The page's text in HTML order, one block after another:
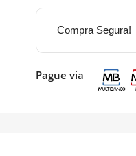
Compra Segura!
Pague via